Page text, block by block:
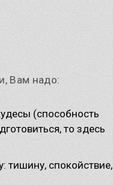
Вам надо:
(способность
то здесь
тишину, спокойствие,